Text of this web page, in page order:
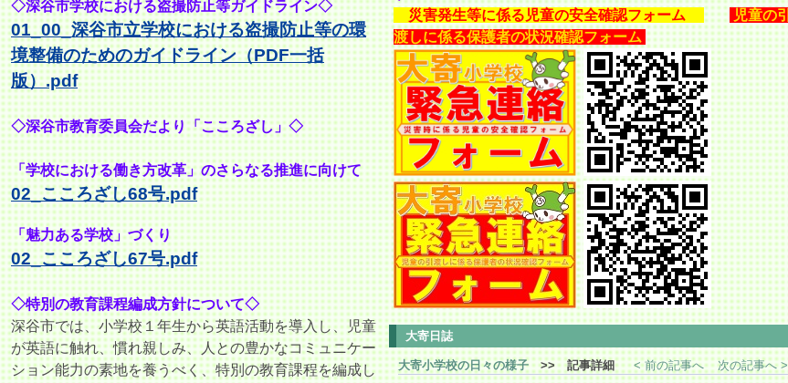
◇深谷市学校における盗撮防止等ガイドライン◇
01_00_深谷市立学校における盗撮防止等の環
境整備のためのガイドライン（PDF一括
版）.pdf
◇深谷市教育委員会だより「こころざし」◇
「学校における働き方改革」のさらなる推進に向けて
02_こころざし68号.pdf
「魅力ある学校」づくり
02_こころざし67号.pdf
◇特別の教育課程編成方針について◇
深谷市では、小学校１年生から英語活動を導入し、児童
が英語に触れ、慣れ親しみ、人との豊かなコミュニケー
ション能力の素地を養うべく、特別の教育課程を編成し
災害発生等に係る児童の安全確認フォーム
児童の引
渡しに係る保護者の状況確認フォーム
大寄日誌
大寄小学校の日々の様子 >> 記事詳細 < 前の記事へ 次の記事へ >